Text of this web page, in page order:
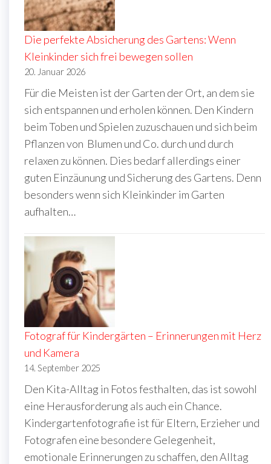
Die perfekte Absicherung des Gartens: Wenn
Kleinkinder sich frei bewegen sollen
20. Januar 2026
Für die Meisten ist der Garten der Ort, an dem sie
sich entspannen und erholen können. Den Kindern
beim Toben und Spielen zuzuschauen und sich beim
Pflanzen von Blumen und Co. durch und durch
relaxen zu können. Dies bedarf allerdings einer
guten Einzäunung und Sicherung des Gartens. Denn
besonders wenn sich Kleinkinder im Garten
aufhalten…
Fotograf für Kindergärten – Erinnerungen mit Herz
und Kamera
14. September 2025
Den Kita-Alltag in Fotos festhalten, das ist sowohl
eine Herausforderung als auch ein Chance.
Kindergartenfotografie ist für Eltern, Erzieher und
Fotografen eine besondere Gelegenheit,
emotionale Erinnerungen zu schaffen, den Alltag